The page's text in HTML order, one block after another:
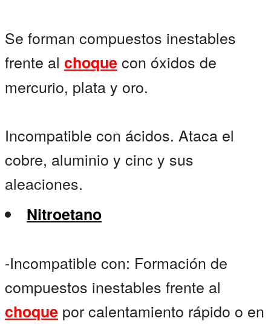
Se forman compuestos inestables
frente al choque con óxidos de
mercurio, plata y oro.
Incompatible con ácidos. Ataca el
cobre, aluminio y cinc y sus
aleaciones.
Nitroetano
-Incompatible con: Formación de
compuestos inestables frente al
choque por calentamiento rápido o en